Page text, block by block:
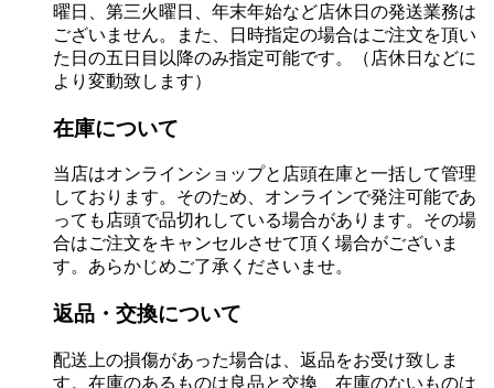
曜日、第三火曜日、年末年始など店休日の発送業務は
ございません。また、日時指定の場合はご注文を頂い
た日の五日目以降のみ指定可能です。（店休日などに
より変動致します）
在庫について
当店はオンラインショップと店頭在庫と一括して管理
しております。そのため、オンラインで発注可能であ
っても店頭で品切れしている場合があります。その場
合はご注文をキャンセルさせて頂く場合がございま
す。あらかじめご了承くださいませ。
返品・交換について
配送上の損傷があった場合は、返品をお受け致しま
す。在庫のあるものは良品と交換、在庫のないものは